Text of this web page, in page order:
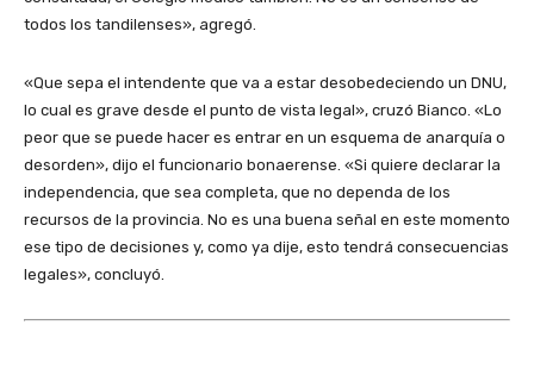
todos los tandilenses», agregó.
«Que sepa el intendente que va a estar desobedeciendo un DNU,
lo cual es grave desde el punto de vista legal», cruzó Bianco. «Lo
peor que se puede hacer es entrar en un esquema de anarquía o
desorden», dijo el funcionario bonaerense. «Si quiere declarar la
independencia, que sea completa, que no dependa de los
recursos de la provincia. No es una buena señal en este momento
ese tipo de decisiones y, como ya dije, esto tendrá consecuencias
legales», concluyó.